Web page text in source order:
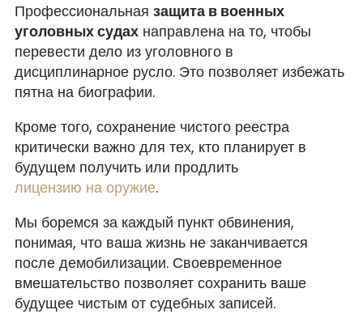
Профессиональная защита в военных
уголовных судахнаправлена на то, чтобы
перевести дело из уголовного в
дисциплинарное русло. Это позволяет избежать
пятна на биографии.
Кроме того, сохранение чистого реестра
критически важно для тех, кто планирует в
будущем получить или продлить
лицензию на оружие.
Мы боремся за каждый пункт обвинения,
понимая, что ваша жизнь не заканчивается
после демобилизации. Своевременное
вмешательство позволяет сохранить ваше
будущее чистым от судебных записей.